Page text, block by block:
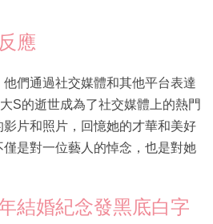
應
們通過社交媒體和其他平台表達
S的逝世成為了社交媒體上的熱門
片和照片，回憶她的才華和美好
是對一位藝人的悼念，也是對她
結婚紀念發黑底白字